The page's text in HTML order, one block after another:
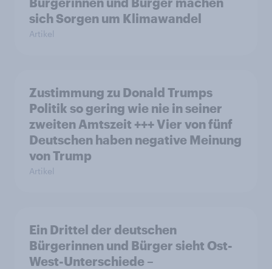
sich Sorgen um Klimawandel
Artikel
Zustimmung zu Donald Trumps
Politik so gering wie nie in seiner
zweiten Amtszeit +++ Vier von fünf
Deutschen haben negative Meinung
von Trump
Artikel
Ein Drittel der deutschen
Bürgerinnen und Bürger sieht Ost-
West-Unterschiede –